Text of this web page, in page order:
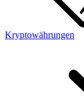
Kryptowährungen